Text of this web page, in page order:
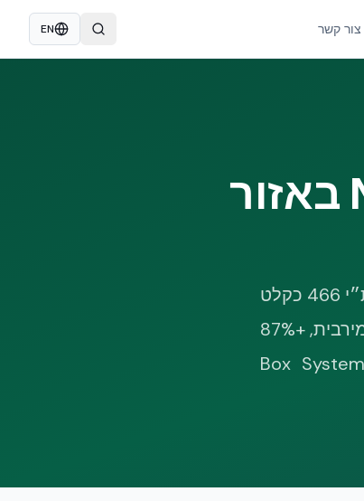
צור קשר EN
כיצד מתכננים מבנה NUDURA ICF באזור
מסגרת תכן סייסמי מלאה למהנדסי קונסטרוקציה, אדריכלים ויזמים: ת״י 413 + ת״י 466 כקלט
התכן הישראלי, דוח EUCENTRE EUC062/2024E (PGA 1.62g — תאוצת קרקע מירבית, +87%
דקטיליות) כראיה אמפירית, ICC-ES ESR-2092 כהתייחסות אמריקאית, ו-Box System